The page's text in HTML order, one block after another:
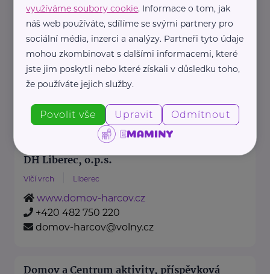
Dětské centrum Liberec, příspěvková
organizace
Pekárkova Liberec
dc-liberec.cz
+420 485 100 274
reditel@dc-liberec.cz
DH Liberec, o.p.s.
Vlčí vrch Liberec
www.domov-harcov.cz
+420 482 750 220
domov-harcov@volny.cz
využíváme soubory cookie. Informace o tom, jak
náš web používáte, sdílíme se svými partnery pro
sociální média, inzerci a analýzy. Partneři tyto údaje
mohou zkombinovat s dalšími informacemi, které
jste jim poskytli nebo které získali v důsledku toho,
že používáte jejich služby.
Povolit vše Upravit Odmítnout